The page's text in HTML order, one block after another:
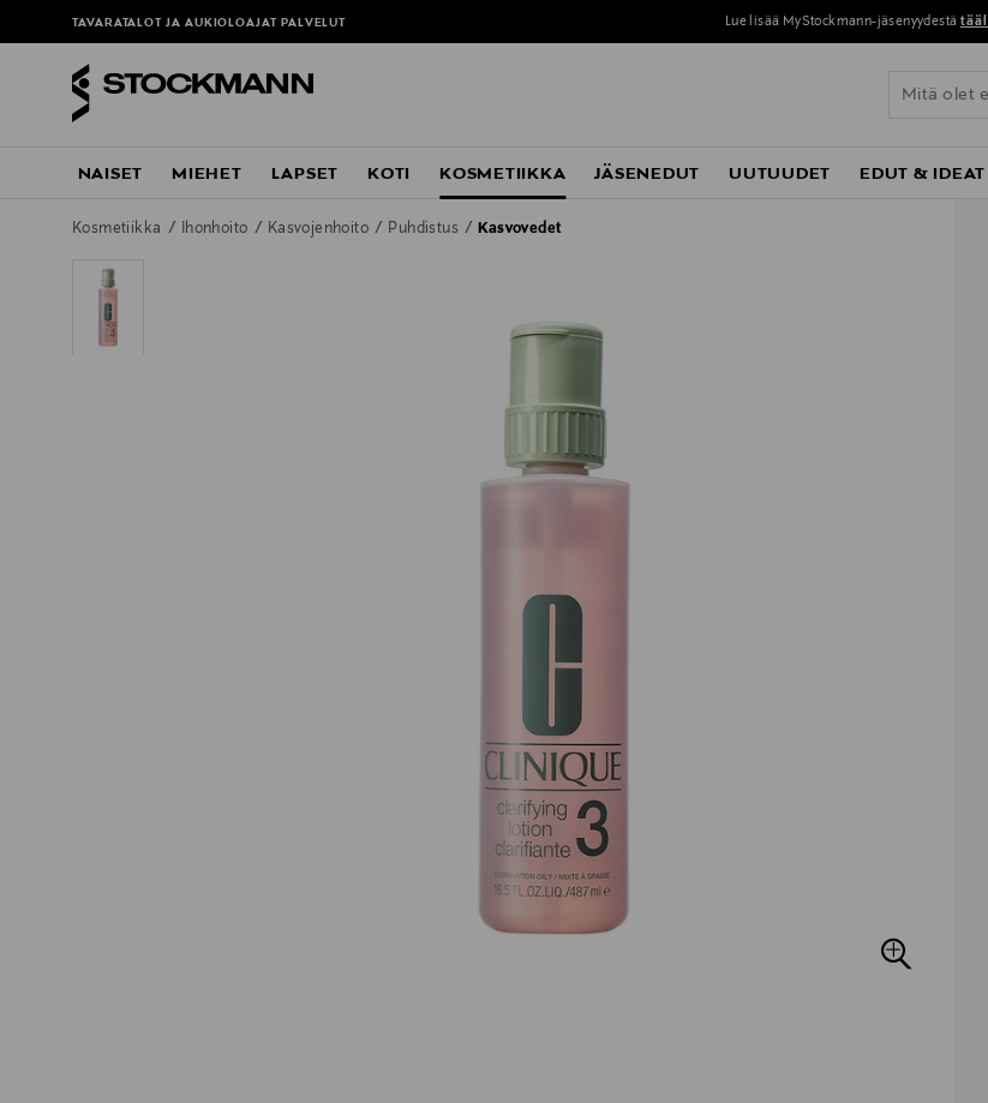
TAVARATALOT JA AUKIOLOAJAT PALVELUT Lue lisää MyStockmann-jäsenyydestä
NAISET MIEHET LAPSET KOTI KOSMETIIKKA JÄSENEDUT UUTUUDET EDUT & IDEAT
Kosmetiikka Ihonhoito Kasvojenhoito Puhdistus Kasvovedet